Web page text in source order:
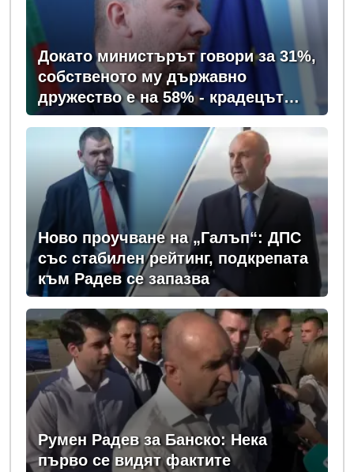
Докато министърът говори за 31%,
собственото му държавно
дружество е на 58% - крадецът
вика дръжте крадеца
Ново проучване на „Галъп“: ДПС
със стабилен рейтинг, подкрепата
към Радев се запазва
Румен Радев за Банско: Нека
първо се видят фактите